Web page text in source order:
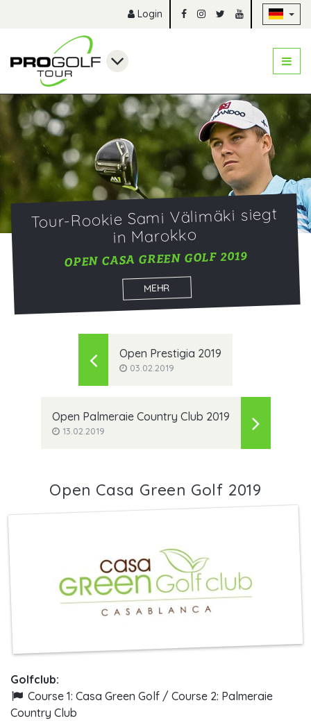
Login
Tour-Rookie Sami Välimäki siegt
in Marokko
OPEN CASA GREEN GOLF 2019
MEHR
Open Prestigia 2019
03.02.2019
Open Palmeraie Country Club 2019
13.02.2019
Open Casa Green Golf 2019
Golfclub:
Course 1: Casa Green Golf / Course 2: Palmeraie
Country Club